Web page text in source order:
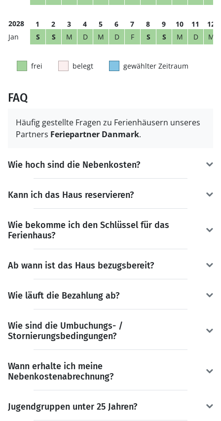
2028 1 2 3 4 5 6 7 8 9 10 11
12
S
S M D M D F S S M D M
frei belegt gewählter Zeitraum
FAQ
Häufig gestellte Fragen zu Ferienhäusern unseres
Partners Feriepartner Danmark.
Wie hoch sind die Nebenkosten?
Kann ich das Haus reservieren?
Wie bekomme ich den Schlüssel für das
Ferienhaus?
Ab wann ist das Haus bezugsbereit?
Wie läuft die Bezahlung ab?
Wie sind die Umbuchungs- /
Stornierungsbedingungen?
Wann erhalte ich meine
Nebenkostenabrechnung?
Jugendgruppen unter 25 Jahren?